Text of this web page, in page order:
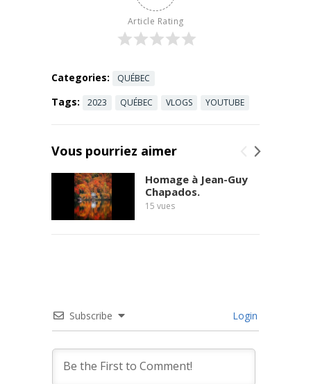
Read more
Article Rating
Categories: QUÉBEC
Tags: 2023 QUÉBEC VLOGS YOUTUBE
Vous pourriez aimer
Homage à Jean-Guy
Chapados.
15 vues
Subscribe Login